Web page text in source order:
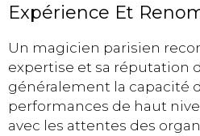
Expérience Et
Un magicien parisien
expertise et sa réputation
généralement la capacité
performances de haut
avec les attentes des